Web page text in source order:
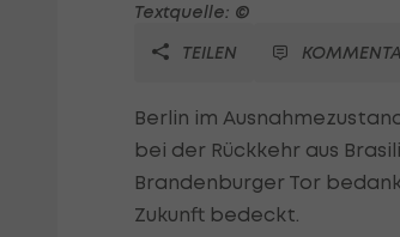
Textquelle: ©
TEILEN
Berlin im
bei der Rückkehr aus
Brandenburger Tor
Zukunft bedeckt.